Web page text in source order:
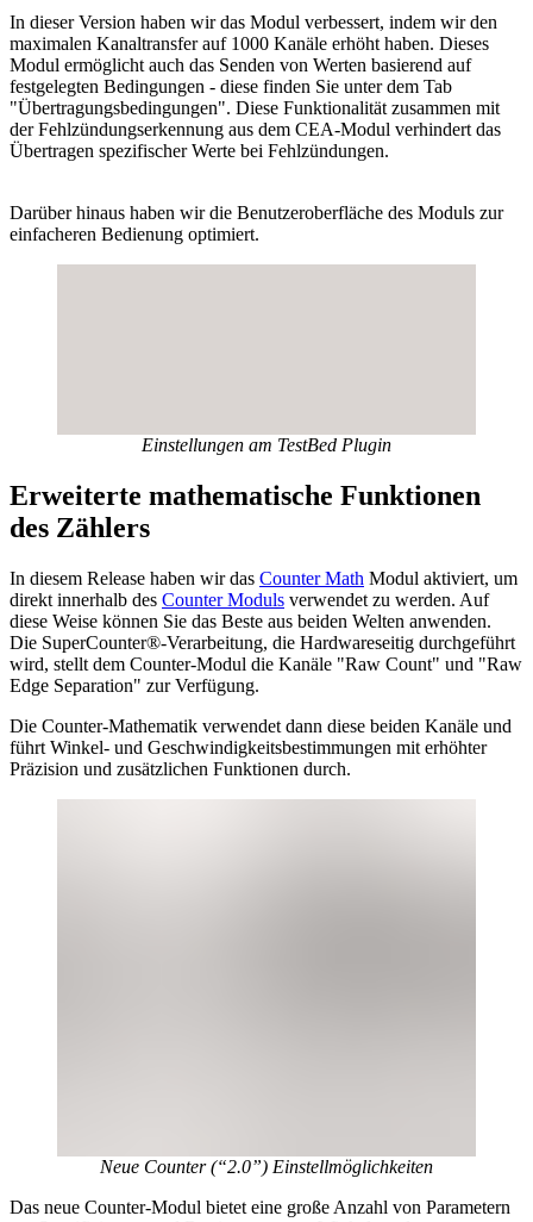
In dieser Version haben wir das Modul verbessert, indem wir den
maximalen Kanaltransfer auf 1000 Kanäle erhöht haben. Dieses
Modul ermöglicht auch das Senden von Werten basierend auf
festgelegten Bedingungen - diese finden Sie unter dem Tab
"Übertragungsbedingungen". Diese Funktionalität zusammen mit
der Fehlzündungserkennung aus dem CEA-Modul verhindert das
Übertragen spezifischer Werte bei Fehlzündungen.
Darüber hinaus haben wir die Benutzeroberfläche des Moduls zur
einfacheren Bedienung optimiert.
Einstellungen am TestBed Plugin
Erweiterte mathematische Funktionen
des Zählers
In diesem Release haben wir das Counter Math Modul aktiviert, um
direkt innerhalb des Counter Moduls verwendet zu werden. Auf
diese Weise können Sie das Beste aus beiden Welten anwenden.
Die SuperCounter®-Verarbeitung, die Hardwareseitig durchgeführt
wird, stellt dem Counter-Modul die Kanäle "Raw Count" und "Raw
Edge Separation" zur Verfügung.
Die Counter-Mathematik verwendet dann diese beiden Kanäle und
führt Winkel- und Geschwindigkeitsbestimmungen mit erhöhter
Präzision und zusätzlichen Funktionen durch.
Neue Counter (“2.0”) Einstellmöglichkeiten
Das neue Counter-Modul bietet eine große Anzahl von Parametern